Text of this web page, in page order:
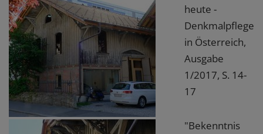
heute -
Denkmalpflege
in Österreich,
Ausgabe
1/2017, S. 14-
17
"Bekenntnis